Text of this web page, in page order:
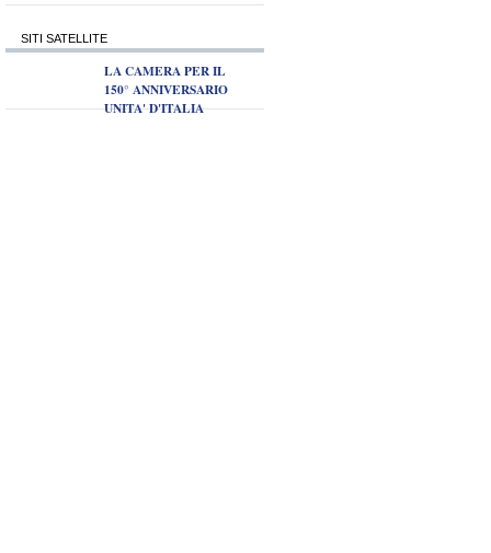
SITI SATELLITE
LA CAMERA PER IL
150° ANNIVERSARIO
UNITA' D'ITALIA